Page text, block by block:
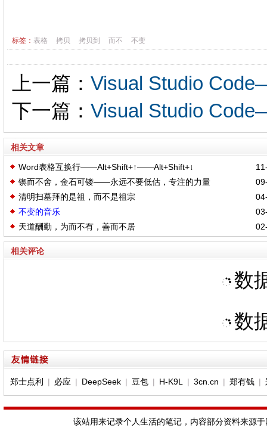
标签： 表格 拷贝 拷贝到 而不 不变
上一篇： Visual Studio
下一篇： Visual Studio
相关文章
Word表格互换行——Alt+Shift+↑——Alt+Shift+↓
锲而不舍，金石可镂——永远不要低估，专注的力量
清明扫墓拜的是祖，而不是祖宗
不变的音乐
天道酬勤，为而不有，善而不居
相关评论
数
数
郑士点利 | 必应 | DeepSeek| 豆包| H-K9L | 3cn.cn | 郑有钱|
该站用来记录个人生活的笔记，内容部分资料来源